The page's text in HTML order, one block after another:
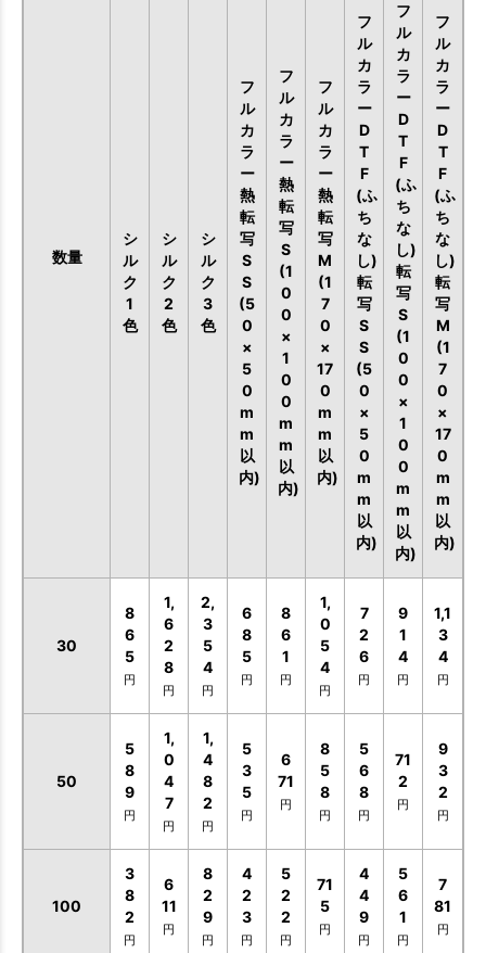
数量
シ
ル
ク
1
色
シ
ル
ク
2
色
シ
ル
ク
3
色
フ
ル
カ
ラ
ー
熱
転
写
S
S
(5
0
×
5
0
m
m
以
内)
フ
ル
カ
ラ
ー
熱
転
写
S
(1
0
0
×
1
0
0
m
m
以
内)
フ
ル
カ
ラ
ー
熱
転
写
M
(1
7
0
×
17
0
m
m
以
内)
フ
ル
カ
ラ
ー
D
T
F
(ふ
ち
な
し)
転
写
S
S
(5
0
×
5
0
m
m
以
内)
フ
ル
カ
ラ
ー
D
T
F
(ふ
ち
な
し)
転
写
S
(1
0
0
×
1
0
0
m
m
以
内)
フ
ル
カ
ラ
ー
D
T
F
(ふ
ち
な
し)
転
写
M
(1
7
0
×
17
0
m
m
以
内)
30
8
6
5
円
1,
6
2
8
円
2,
3
5
4
円
6
8
5
円
8
6
1
円
1,
0
5
4
円
7
2
6
円
9
1
4
円
1,1
3
4
円
50
5
8
9
円
1,
0
4
7
円
1,
4
8
2
円
5
3
5
円
6
71
円
8
5
8
円
5
6
8
円
71
2
円
9
3
2
円
100
3
8
2
円
6
11
円
8
2
9
円
4
2
3
円
5
2
2
円
71
5
円
4
4
9
円
5
6
1
円
7
81
円